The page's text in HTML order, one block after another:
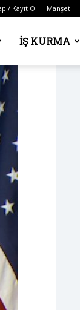
/ Kayıt Ol Manşet
İŞ KURMA